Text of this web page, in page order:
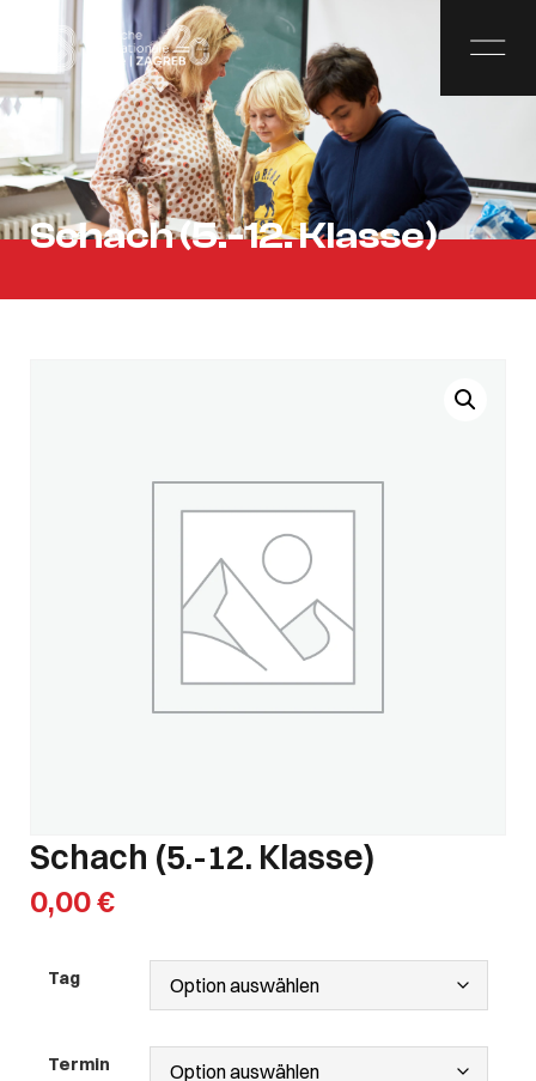
Schach (5.-12. Klasse)
Schach (5.-12. Klasse)
0,00€
Tag
Termin